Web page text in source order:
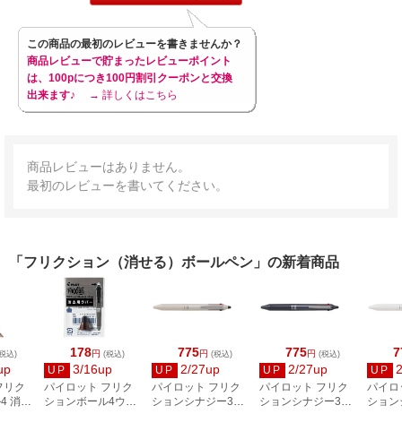
この商品の最初のレビューを書きませんか？
商品レビューで貯まったレビューポイント
は、100pにつき100円割引クーポンと交換
出来ます♪
→ 詳しくはこちら
商品レビューはありません。
最初のレビューを書いてください。
「フリクション（消せる）ボールペン」の新着商品
178円 (税込)
UP 3/16up
パイロット フリク
ションボール4ウッ
775円 (税込)
UP 2/27up
パイロット フリク
ションシナジー3
775円 (税込)
UP 2/27up
パイロット フリク
ションシナジー3
UP
パイ
ショ
込)
リク
消去